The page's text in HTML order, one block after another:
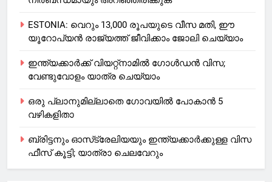
ESTONIA: വെറും 13,000 രൂപയുടെ വീസ മതി, ഈ
യൂറോപ്യന്‍ രാജ്യത്ത് ജീവിക്കാം ജോലി ചെയ്യാം
ഇന്ത്യക്കാർക്ക് വിയറ്റ്‌നാമില്‍ ഗോള്‍ഡന്‍ വിസ;
വേണ്ടുവോളം യാത്ര ചെയ്യാം
ഒരു പ്ലാനുമില്ലാതെ ഗോവയില്‍ പോകാൻ 5
വഴികളിതാ
ബ്രിട്ടനും ഓസ്‌ട്രേലിയയും ഇന്ത്യക്കാര്‍ക്കുള്ള വിസ
ഫീസ് കൂട്ടി; യാത്രാ ചെലവേറും